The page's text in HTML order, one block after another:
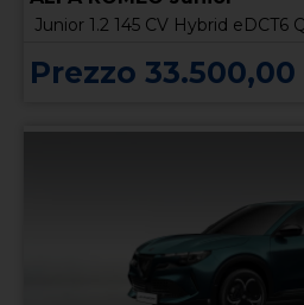
Junior 1.2 145 CV Hybrid eDCT6
Prezzo